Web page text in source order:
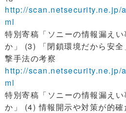
http://scan.netsecurity.ne.jp/
ml
特別寄稿「ソニーの情報漏え
か」 (3) 「閉鎖環境だから安
撃手法の考察
http://scan.netsecurity.ne.jp/
ml
特別寄稿「ソニーの情報漏え
か」 (4) 情報開示や対策が的確